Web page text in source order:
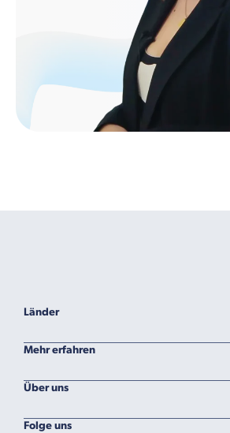
Länder
Mehr erfahren
Über uns
Folge uns